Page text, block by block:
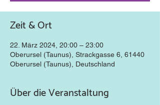
Zeit & Ort
22. März 2024, 20:00 – 23:00
Oberursel (Taunus), Strackgasse 6, 61440
Oberursel (Taunus), Deutschland
Über die Veranstaltung